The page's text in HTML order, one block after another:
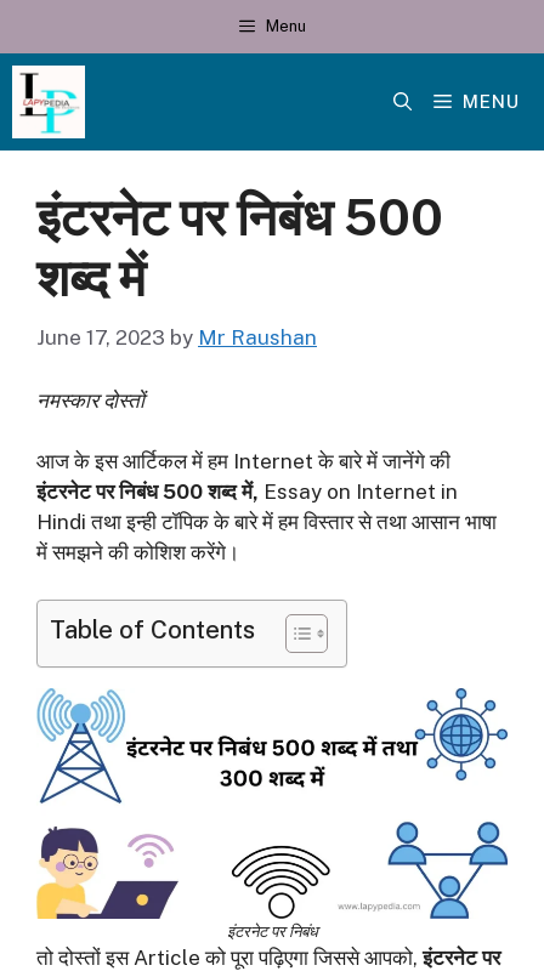
content
Menu
MENU
इंटरनेट पर निबंध 500
शब्द में
June 17, 2023 by Mr Raushan
नमस्कार दोस्तों
आज के इस आर्टिकल में हम Internet के बारे में जानेंगे की
इंटरनेट पर निबंध500शब्द में, Essay on Internet in
Hindi तथा इन्ही टॉपिक के बारे में हम विस्तार से तथा आसान भाषा
में समझने की कोशिश करेंगे।
Table of Contents
इंटरनेट पर निबंध
तो दोस्तों इस Article को पूरा पढ़िएगा जिससे आपको,इंटरनेट पर